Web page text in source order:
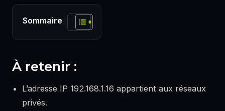
Sommaire
À retenir :
L’adresse IP 192.168.1.16 appartient aux réseaux
privés.